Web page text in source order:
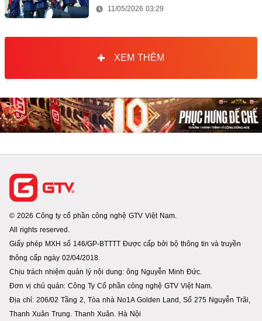
11/05/2026 03:29
XEM THÊM
© 2026 Công ty cổ phần công nghệ GTV Việt Nam.
All rights reserved.
Giấy phép MXH số 146/GP-BTTTT Được cấp bởi bộ thông tin và truyền
thông cấp ngày 02/04/2018.
Chịu trách nhiệm quản lý nội dung: ông Nguyễn Minh Đức.
Đơn vị chủ quản: Công Ty Cổ phần công nghệ GTV Việt Nam.
Địa chỉ: 206/02 Tầng 2, Tòa nhà No1A Golden Land, Số 275 Nguyễn Trãi,
Thanh Xuân Trung. Thanh Xuân. Hà Nội